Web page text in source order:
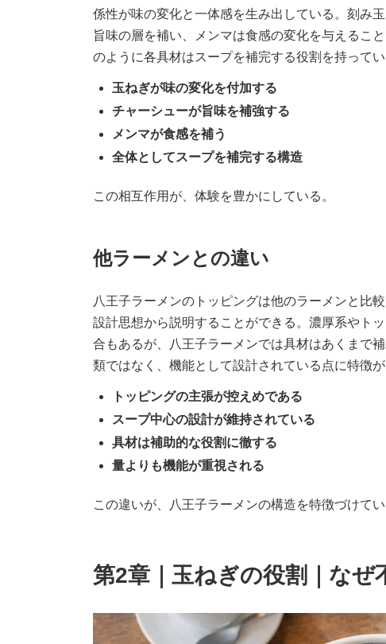
係性が味の変化と一体感を生み出している。刻み
旨味の層を補い、メンマは食感の変化を与えるこ
のように各具材はスープを補完する役割を持って
玉ねぎが味の変化を付加する
チャーシューが旨味を補強する
メンマが食感を補う
全体としてスープを補完する構造
この相互作用が、体験を豊かにしている。
他ラーメンとの違い
八王子ラーメンのトッピングは他のラーメンと比
設計思想から説明することができる。濃厚系やト
合もあるが、八王子ラーメンでは具材はあくまで
類ではなく、機能として設計されている点に特徴
トッピングの主張が控えめである
スープ中心の設計が維持されている
具材は補助的な役割に徹する
量よりも機能が重視される
この違いが、八王子ラーメンの構造を特徴づけてい
第2章｜玉ねぎの役割｜なぜ